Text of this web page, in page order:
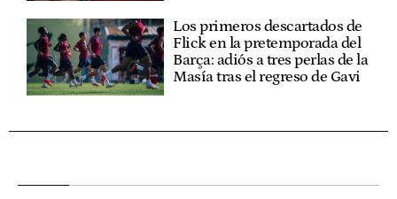
Los primeros descartados de
Flick en la pretemporada del
Barça: adiós a tres perlas de la
Masía tras el regreso de Gavi